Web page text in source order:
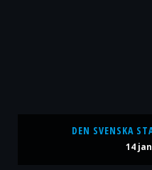
DEN SVENSKA
14